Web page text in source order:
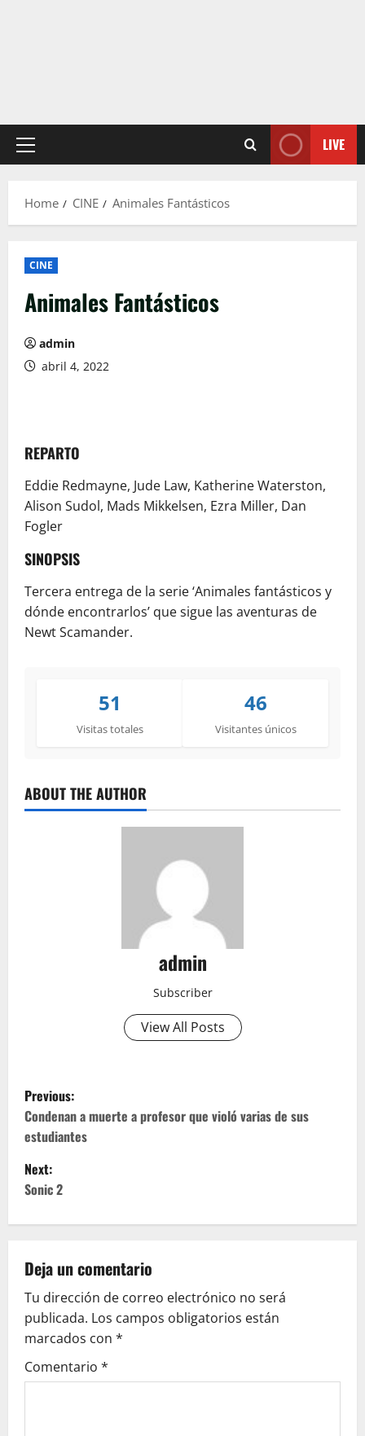
Primary
LIVE
Home CINE Animales Fantásticos
CINE
Animales Fantásticos
admin
abril 4, 2022
REPARTO
Eddie Redmayne, Jude Law, Katherine Waterston,
Alison Sudol, Mads Mikkelsen, Ezra Miller, Dan
Fogler
SINOPSIS
Tercera entrega de la serie ‘Animales fantásticos y
dónde encontrarlos’ que sigue las aventuras de
Newt Scamander.
51
Visitas totales
46
Visitantes únicos
ABOUT THE AUTHOR
admin
Subscriber
View All Posts
P
o
s
t
n
a
v
i
g
Previous:
Condenan a muerte a profesor que violó varias de sus
estudiantes
Next:
Sonic 2
Deja un comentario
Tu dirección de correo electrónico no será
publicada. Los campos obligatorios están
marcados con *
Comentario *